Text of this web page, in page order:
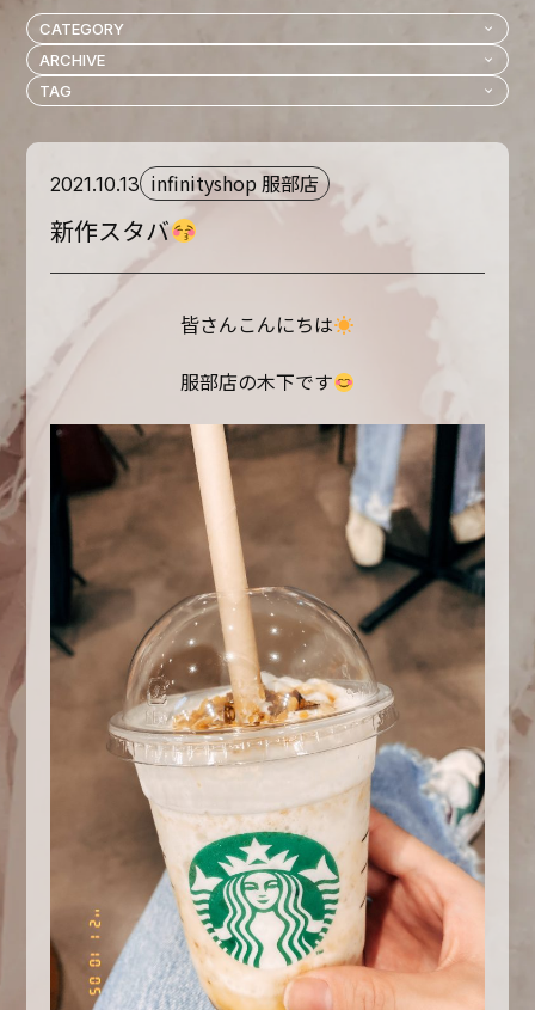
2021.10.13 infinityshop 服部店
新作スタバ
皆さんこんにちは
服部店の木下です